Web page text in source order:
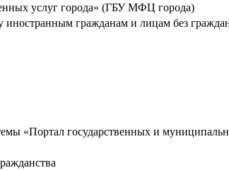
услуг города» (ГБУ МФЦ города)
гражданам и лицам без
«Портал государственных и